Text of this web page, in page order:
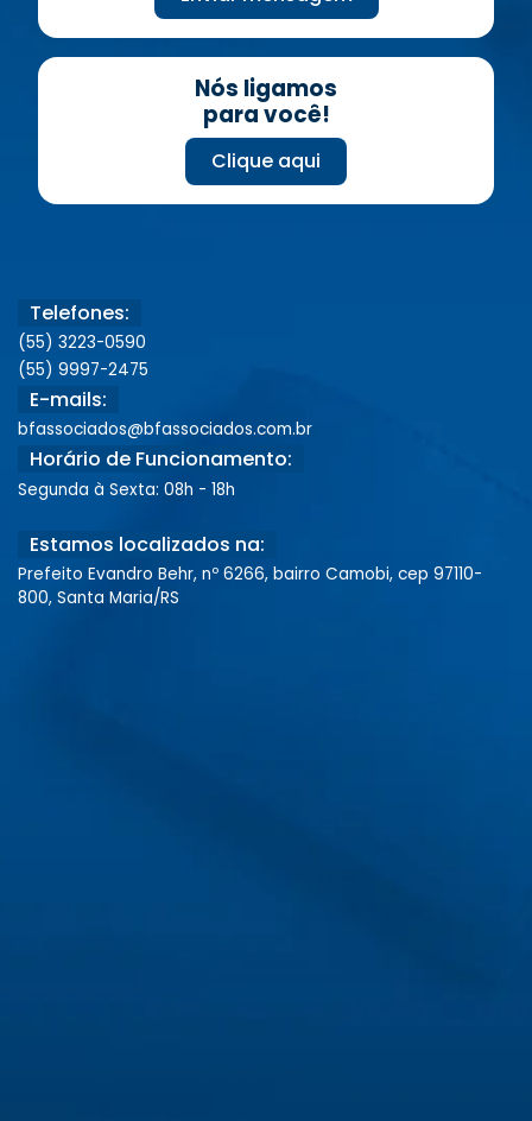
Nós ligamos
para você!
Clique aqui
Telefones:
(55) 3223-0590
(55) 9997-2475
E-mails:
bfassociados@bfassociados.com.br
Horário de Funcionamento:
Segunda à Sexta: 08h - 18h
Estamos localizados na:
Prefeito Evandro Behr, nº 6266, bairro Camobi, cep 97110-
800, Santa Maria/RS